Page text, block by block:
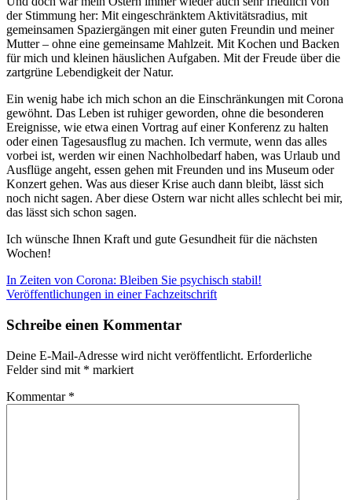
der Stimmung her: Mit eingeschränktem Aktivitätsradius, mit
gemeinsamen Spaziergängen mit einer guten Freundin und meiner
Mutter – ohne eine gemeinsame Mahlzeit. Mit Kochen und Backen
für mich und kleinen häuslichen Aufgaben. Mit der Freude über die
zartgrüne Lebendigkeit der Natur.
Ein wenig habe ich mich schon an die Einschränkungen mit Corona
gewöhnt. Das Leben ist ruhiger geworden, ohne die besonderen
Ereignisse, wie etwa einen Vortrag auf einer Konferenz zu halten
oder einen Tagesausflug zu machen. Ich vermute, wenn das alles
vorbei ist, werden wir einen Nachholbedarf haben, was Urlaub und
Ausflüge angeht, essen gehen mit Freunden und ins Museum oder
Konzert gehen. Was aus dieser Krise auch dann bleibt, lässt sich
noch nicht sagen. Aber diese Ostern war nicht alles schlecht bei mir,
das lässt sich schon sagen.
Ich wünsche Ihnen Kraft und gute Gesundheit für die nächsten
Wochen!
Corona
und
Osterfeiertageein
Ostern
dieses
trotz
allem
Beitragsnavigation
Vorheriger
Beitrag:
In Zeiten von Corona: Bleiben Sie psychisch stabil!
Nächster
Veröffentlichungen in einer Fachzeitschrift
Schreibe einen Kommentar
Deine E-Mail-Adresse wird nicht veröffentlicht. Erforderliche
Felder sind mit * markiert
Kommentar *